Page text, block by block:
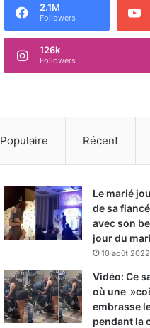
2.1M
Followers
126k
Followers
Populaire Récent
Le marié
de sa
avec son
jour du
10 août 2022
Vidéo: Ce
où une
embrasse
pendant la